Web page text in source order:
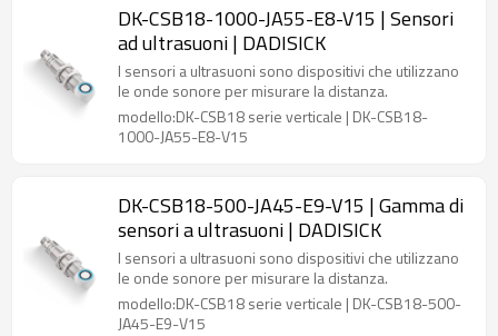
DK-CSB18-1000-JA55-E8-V15 | Sensori
ad ultrasuoni | DADISICK
I sensori a ultrasuoni sono dispositivi che utilizzano
le onde sonore per misurare la distanza.
modello:DK-CSB18 serie verticale | DK-CSB18-
1000-JA55-E8-V15
DK-CSB18-500-JA45-E9-V15 | Gamma di
sensori a ultrasuoni | DADISICK
I sensori a ultrasuoni sono dispositivi che utilizzano
le onde sonore per misurare la distanza.
modello:DK-CSB18 serie verticale | DK-CSB18-500-
JA45-E9-V15